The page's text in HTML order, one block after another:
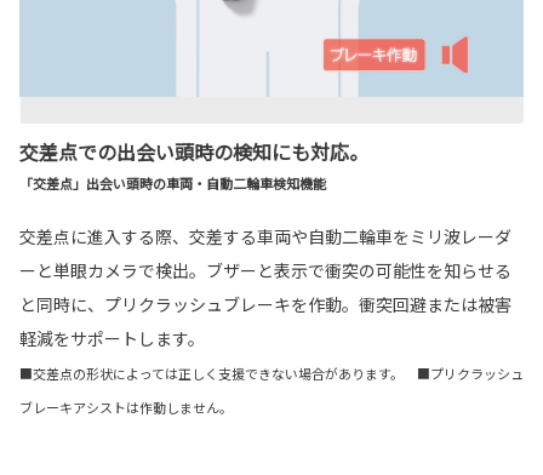
交差点での出会い頭時の検知にも対応。
「交差点」出会い頭時の車両・自動二輪車検知機能
交差点に進入する際、交差する車両や自動二輪車をミリ波レーダ
ーと単眼カメラで検出。ブザーと表示で衝突の可能性を知らせる
と同時に、プリクラッシュブレーキを作動。衝突回避または被害
軽減をサポートします。
■交差点の形状によっては正しく支援できない場合があります。 ■プリクラッシュ
ブレーキアシストは作動しません。